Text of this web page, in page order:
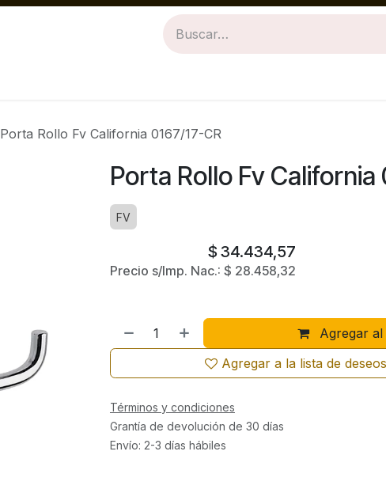
Porta Rollo Fv California 0167/17-CR
Porta Rollo Fv California
FV
$ 34.434,57
Precio s/Imp. Nac.: $ 28.458,32
Agregar
Agregar a la lista de deseos
Términos y condiciones
Grantía de devolución de 30 días
Envío: 2-3 días hábiles